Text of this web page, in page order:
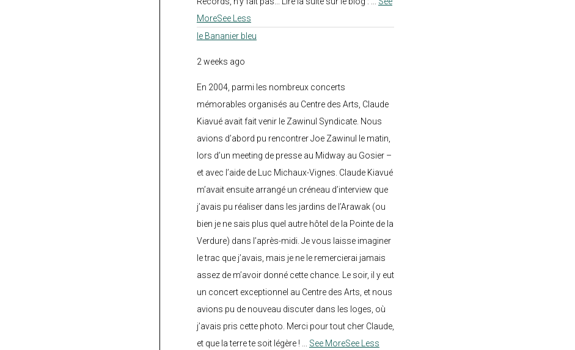
MoreSee Less
le Bananier bleu
2 weeks ago
En 2004, parmi les nombreux concerts
mémorables organisés au Centre des Arts, Claude
Kiavué avait fait venir le Zawinul Syndicate. Nous
avions d’abord pu rencontrer Joe Zawinul le matin,
lors d’un meeting de presse au Midway au Gosier –
et avec l’aide de Luc Michaux-Vignes. Claude Kiavué
m’avait ensuite arrangé un créneau d’interview que
j’avais pu réaliser dans les jardins de l’Arawak (ou
bien je ne sais plus quel autre hôtel de la Pointe de la
Verdure) dans l’après-midi. Je vous laisse imaginer
le trac que j’avais, mais je ne le remercierai jamais
assez de m’avoir donné cette chance. Le soir, il y eut
un concert exceptionnel au Centre des Arts, et nous
avions pu de nouveau discuter dans les loges, où
j’avais pris cette photo. Merci pour tout cher Claude,
et que la terre te soit légère ! ... See MoreSee Less